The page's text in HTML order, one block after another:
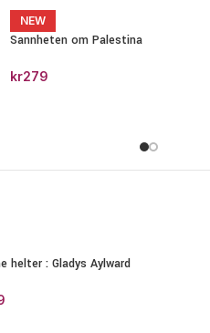
NEW
Sannheten om Palestina
kr279
helter : Gladys Aylward